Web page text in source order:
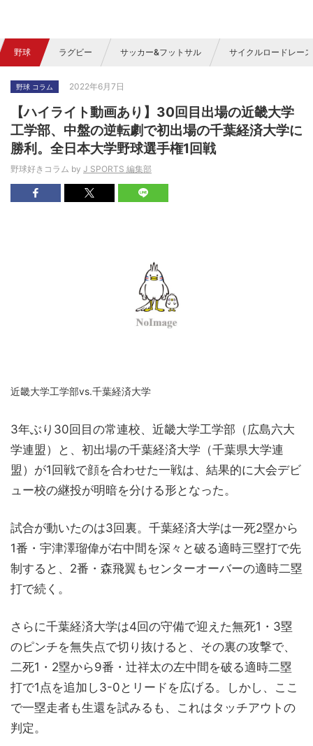
野球 ラグビー サッカー&フットサル サイクルロードレース
野球 コラム 2022年6月7日
【ハイライト動画あり】30回目出場の近畿大学
工学部、中盤の逆転劇で初出場の千葉経済大学に
勝利。全日本大学野球選手権1回戦
野球好きコラム by J SPORTS 編集部
近畿大学工学部vs.千葉経済大学
3年ぶり30回目の常連校、近畿大学工学部（広島六大
学連盟）と、初出場の千葉経済大学（千葉県大学連
盟）が1回戦で顔を合わせた一戦は、結果的に大会デビ
ュー校の継投が明暗を分ける形となった。
試合が動いたのは3回裏。千葉経済大学は一死2塁から
1番・宇津澤瑠偉が右中間を深々と破る適時三塁打で先
制すると、2番・森飛翼もセンターオーバーの適時二塁
打で続く。
さらに千葉経済大学は4回の守備で迎えた無死1・3塁
のピンチを無失点で切り抜けると、その裏の攻撃で、
二死1・2塁から9番・辻祥太の左中間を破る適時二塁
打で1点を追加し3-0とリードを広げる。しかし、ここ
で一塁走者も生還を試みるも、これはタッチアウトの
判定。